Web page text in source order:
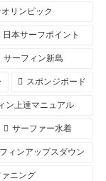
リンピック
日本サーフポイント
サーフィン新島
スポンジボード
ン上達マニュアル
サーファー水着
ィンアップスダウン
ァニング